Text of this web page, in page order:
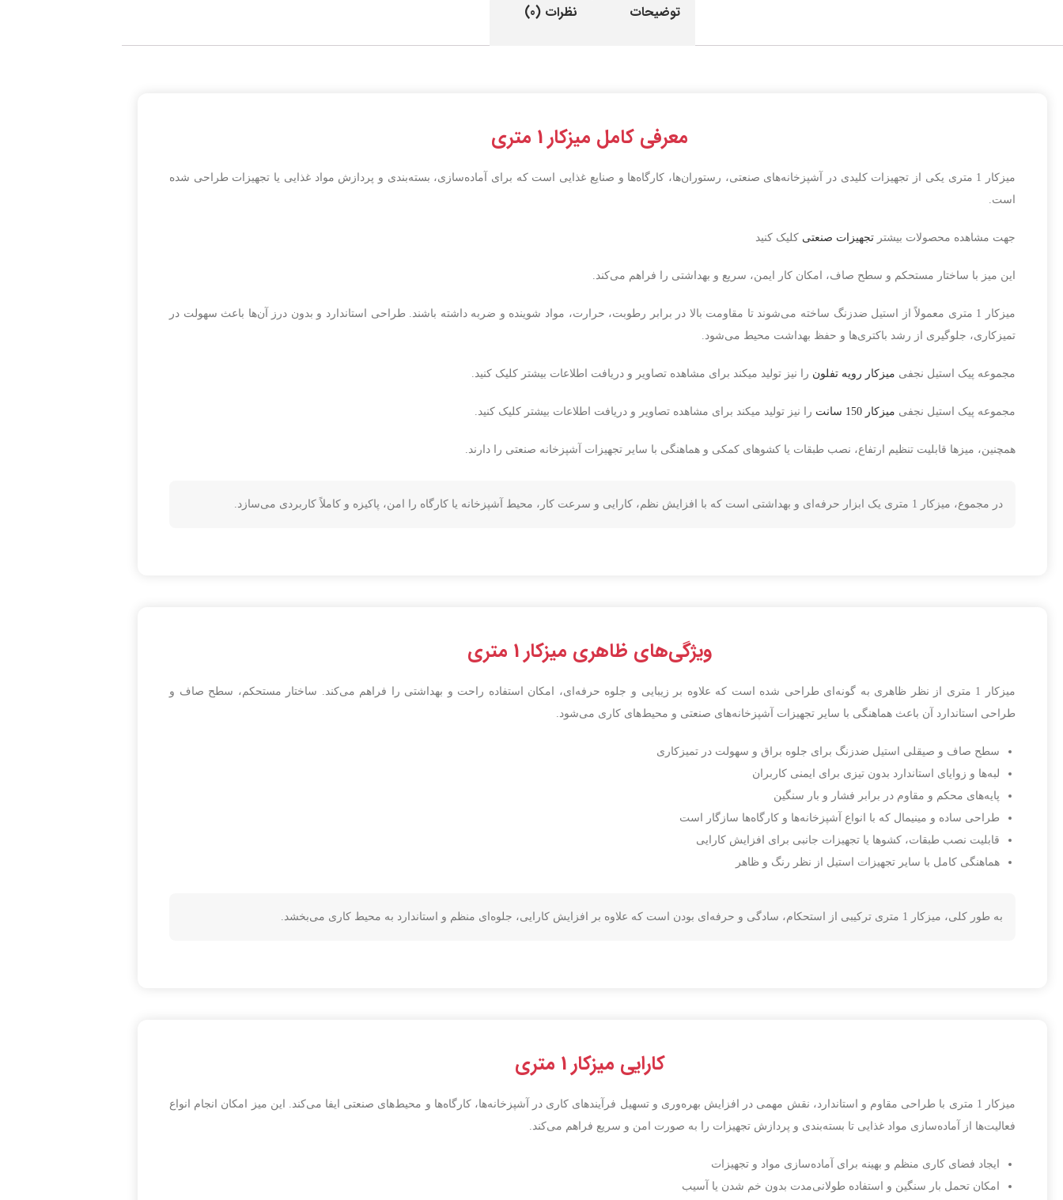
توضیحات نظرات (0)
معرفی کامل میزکار 1 متری
میزکار 1 متری یکی از تجهیزات کلیدی در آشپزخانه‌های صنعتی، رستوران‌ها، کارگاه‌ها و صنایع غذایی است که برای آماده‌سازی، بسته‌بندی و پردازش مواد غذایی یا تجهیزات طراحی شده
است.
جهت مشاهده محصولات بیشتر تجهیزات صنعتی کلیک کنید
این میز با ساختار مستحکم و سطح صاف، امکان کار ایمن، سریع و بهداشتی را فراهم می‌کند.
میزکار 1 متری معمولاً از استیل ضدزنگ ساخته می‌شوند تا مقاومت بالا در برابر رطوبت، حرارت، مواد شوینده و ضربه داشته باشند. طراحی استاندارد و بدون درز آن‌ها باعث سهولت در
تمیزکاری، جلوگیری از رشد باکتری‌ها و حفظ بهداشت محیط می‌شود.
مجموعه پیک استیل نجفی میزکار رویه تفلون را نیز تولید میکند برای مشاهده تصاویر و دریافت اطلاعات بیشتر کلیک کنید.
مجموعه پیک استیل نجفی میزکار 150 سانت را نیز تولید میکند برای مشاهده تصاویر و دریافت اطلاعات بیشتر کلیک کنید.
همچنین، میزها قابلیت تنظیم ارتفاع، نصب طبقات یا کشوهای کمکی و هماهنگی با سایر تجهیزات آشپزخانه صنعتی را دارند.
در مجموع، میزکار 1 متری یک ابزار حرفه‌ای و بهداشتی است که با افزایش نظم، کارایی و سرعت کار، محیط آشپزخانه یا کارگاه را امن، پاکیزه و کاملاً کاربردی می‌سازد.
ویژگی‌های ظاهری میزکار 1 متری
میزکار 1 متری از نظر ظاهری به گونه‌ای طراحی شده است که علاوه بر زیبایی و جلوه حرفه‌ای، امکان استفاده راحت و بهداشتی را فراهم می‌کند. ساختار مستحکم، سطح صاف و
طراحی استاندارد آن باعث هماهنگی با سایر تجهیزات آشپزخانه‌های صنعتی و محیط‌های کاری می‌شود.
سطح صاف و صیقلی استیل ضدزنگ برای جلوه براق و سهولت در تمیزکاری
لبه‌ها و زوایای استاندارد بدون تیزی برای ایمنی کاربران
پایه‌های محکم و مقاوم در برابر فشار و بار سنگین
طراحی ساده و مینیمال که با انواع آشپزخانه‌ها و کارگاه‌ها سازگار است
قابلیت نصب طبقات، کشوها یا تجهیزات جانبی برای افزایش کارایی
هماهنگی کامل با سایر تجهیزات استیل از نظر رنگ و ظاهر
به طور کلی، میزکار 1 متری ترکیبی از استحکام، سادگی و حرفه‌ای بودن است که علاوه بر افزایش کارایی، جلوه‌ای منظم و استاندارد به محیط کاری می‌بخشد.
کارایی میزکار 1 متری
میزکار 1 متری با طراحی مقاوم و استاندارد، نقش مهمی در افزایش بهره‌وری و تسهیل فرآیندهای کاری در آشپزخانه‌ها، کارگاه‌ها و محیط‌های صنعتی ایفا می‌کند. این میز امکان انجام انواع
فعالیت‌ها از آماده‌سازی مواد غذایی تا بسته‌بندی و پردازش تجهیزات را به صورت امن و سریع فراهم می‌کند.
ایجاد فضای کاری منظم و بهینه برای آماده‌سازی مواد و تجهیزات
امکان تحمل بار سنگین و استفاده طولانی‌مدت بدون خم شدن یا آسیب